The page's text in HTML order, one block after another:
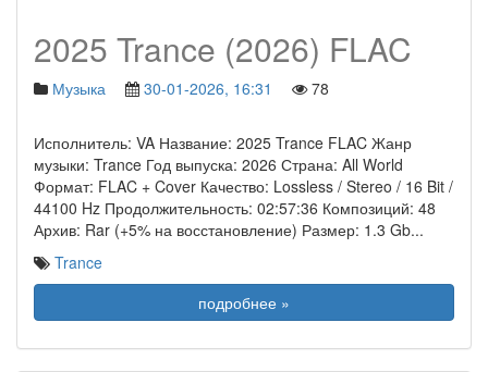
2025 Trance (2026) FLAC
Музыка 30-01-2026, 16:31 78
Исполнитель: VA Название: 2025 Trance FLAC Жанр
музыки: Trance Год выпуска: 2026 Страна: All World
Формат: FLAC + Cover Качество: Lossless / Stereo / 16 Bit /
44100 Hz Продолжительность: 02:57:36 Композиций: 48
Архив: Rar (+5% на восстановление) Размер: 1.3 Gb...
Trance
подробнее »